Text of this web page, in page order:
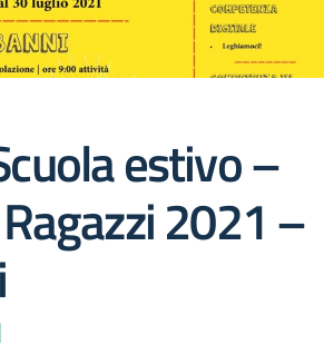
estivo –
2021 –